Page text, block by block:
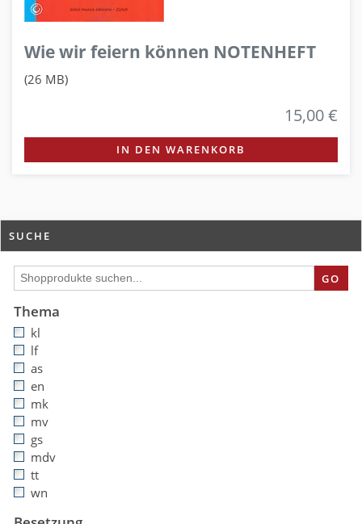
Wie wir feiern können NOTENHEFT
(26 MB)
15,00 €
IN DEN WARENKORB
SUCHE
GO
Thema
kl
lf
as
en
mk
mv
gs
mdv
tt
wn